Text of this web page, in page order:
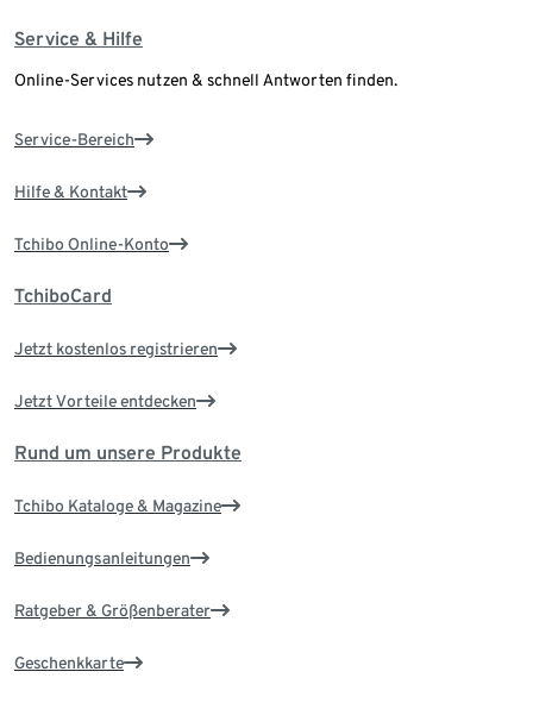
Service & Hilfe
Online-Services nutzen & schnell Antworten finden.
Service-Bereich
Hilfe & Kontakt
Tchibo Online-Konto
TchiboCard
Jetzt kostenlos registrieren
Jetzt Vorteile entdecken
Rund um unsere Produkte
Tchibo Kataloge & Magazine
Bedienungsanleitungen
Ratgeber & Größenberater
Geschenkkarte